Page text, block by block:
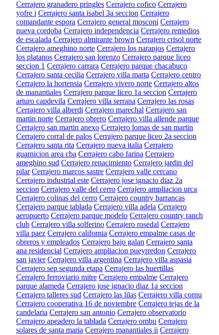
Cerrajero granadero pringles Cerrajero cofico Cerrajero
yofre i Cerrajero santa isabel 3a seccion Cerrajero
comandante espora Cerrajero general mosconi Cerrajero
nueva cordoba Cerrajero independencia Cerrajero remedios
de escalada Cerrajero almirante brown Cerrajero crisol norte
Cerrajero ameghino norte Cerrajero los naranjos Cerrajero
los platanos Cerrajero san lorenzo Cerrajero parque liceo
seccion 1 Cerrajero carrara Cerrajero parque chacabuco
Cerrajero santa cecilia Cerrajero villa marta Cerrajero centro
Cerrajero la hortensia Cerrajero vivero norte Cerrajero altos
de manantiales Cerrajero parque liceo 1a seccion Cerrajero
arturo capdevila Cerrajero villa serrana Cerrajero las rosas
Cerrajero villa alberdi Cerrajero marechal Cerrajero san
martin norte Cerrajero obrero Cerrajero villa allende parque
Cerrajero san martin anexo Cerrajero lomas de san martin
Cerrajero corral de palos Cerrajero parque liceo 2a seccion
Cerrajero santa rita Cerrajero nueva italia Cerrajero
guarnicion area cba Cerrajero cabo farina Cerrajero
ameghino sud Cerrajero renacimiento Cerrajero jardin del
pilar Cerrajero marcos sastre Cerrajero valle cercano
Cerrajero industrial este Cerrajero jose ignacio diaz 2a
seccion Cerrajero valle del cerro Cerrajero ampliacion urca
Cerrajero colinas del cerro Cerrajero country barrancas
Cerrajero parque tablada Cerrajero villa adela Cerrajero
aeropuerto Cerrajero parque modelo Cerrajero country ranch
club Cerrajero villa solferino Cerrajero rosedal Cerrajero
villa paez Cerrajero california Cerrajero empalme casas de
obreros y empleados Cerrajero bajo galan Cerrajero santa
ana residencial Cerrajero ampliacion pueyrredon Cerrajero
san javier Cerrajero villa argentina Cerrajero villa aspasia
Cerrajero sep segunda etapa Cerrajero las huertillas
Cerrajero ferroviario mitre Cerrajero empalme Cerrajero
parque alameda Cerrajero jose ignacio diaz 1a seccion
Cerrajero talleres sud Cerrajero las lilas Cerrajero villa cornu
Cerrajero cooperativa 16 de noviembre Cerrajero tejas de la
candelaria Cerrajero san antonio Cerrajero observatorio
Cerrajero apeadero la tablada Cerrajero ombu Cerrajero
solares de santa maria Cerrajero manantiales ii Cerrajero